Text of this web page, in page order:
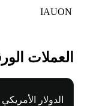
IAUON
العملات
الدولار الأمريكي